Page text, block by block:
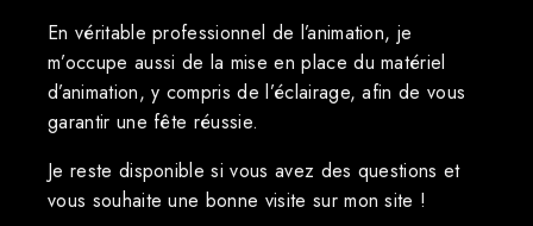
En véritable professionnel de l’animation, je
m’occupe aussi de la mise en place du matériel
d’animation, y compris de l’éclairage, afin de vous
garantir une fête réussie.
Je reste disponible si vous avez des questions et
vous souhaite une bonne visite sur mon site !